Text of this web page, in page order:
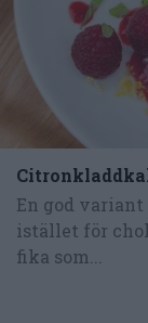
En god
istället för
fika som...